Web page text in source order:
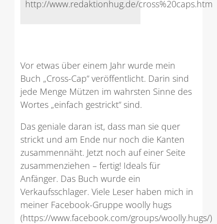
http://www.redaktionhug.de/cross%20caps.htm
Vor etwas über einem Jahr wurde mein
Buch „Cross-Cap“ veröffentlicht. Darin sind
jede Menge Mützen im wahrsten Sinne des
Wortes „einfach gestrickt“ sind.
Das geniale daran ist, dass man sie quer
strickt und am Ende nur noch die Kanten
zusammennäht. Jetzt noch auf einer Seite
zusammenziehen – fertig! Ideals für
Anfänger. Das Buch wurde ein
Verkaufsschlager. Viele Leser haben mich in
meiner Facebook-Gruppe woolly hugs
(https://www.facebook.com/groups/woolly.hugs/)